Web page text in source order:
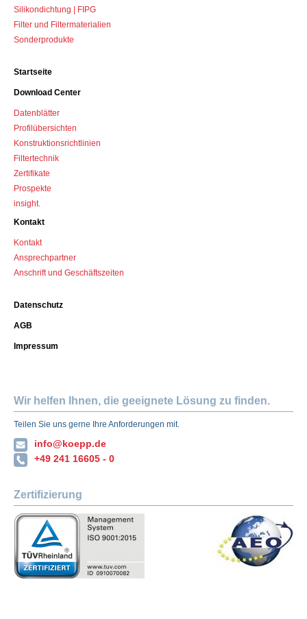
Silikondichtung | FIPG
Filter und Filtermaterialien
Sonderprodukte
Startseite
Download Center
Datenblätter
Profilübersichten
Konstruktions­richtlinien
Filtertechnik
Zertifikate
Prospekte
insight.
Kontakt
Kontakt
Ansprechpartner
Anschrift und Geschäftszeiten
Datenschutz
AGB
Impressum
Wir helfen Ihnen, die geeignete Lösung zu finden.
Teilen Sie uns gerne Ihre Anforderungen mit.
info@koepp.de
+49 241 16605 - 0
Zertifizierung